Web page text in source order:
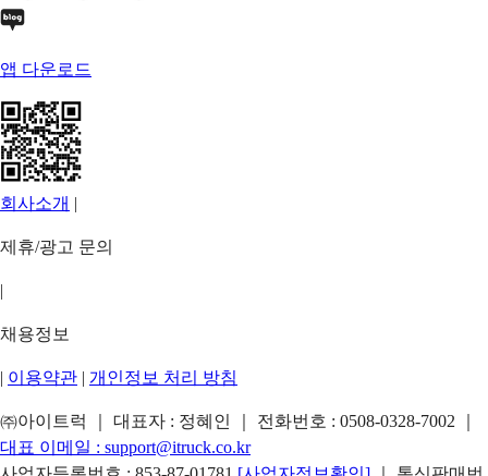
앱 다운로드
회사소개 |
제휴/광고 문의
|
채용정보
| 이용약관 | 개인정보 처리 방침
㈜아이트럭 ｜ 대표자 : 정혜인 ｜ 전화번호 : 0508-0328-7002
대표 이메일 : support@itruck.co.kr